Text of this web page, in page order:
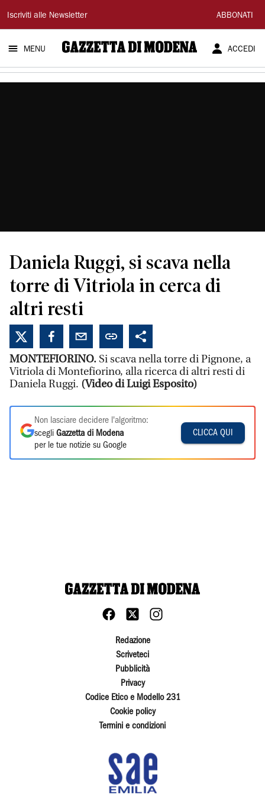
Gazzetta
di
Modena
Iscriviti alle Newsletter ABBONATI
MENU ACCEDI
Daniela Ruggi, si scava nella
torre di Vitriola in cerca di
altri resti
MONTEFIORINO. Si scava nella torre di Pignone, a
Vitriola di Montefiorino, alla ricerca di altri resti di
Daniela Ruggi. (Video di Luigi Esposito)
Non lasciare decidere l'algoritmo:
scegli Gazzetta di Modena
per le tue notizie su Google
CLICCA QUI
Redazione
Scriveteci
Pubblicità
Privacy
Codice Etico e Modello 231
Cookie policy
Termini e condizioni